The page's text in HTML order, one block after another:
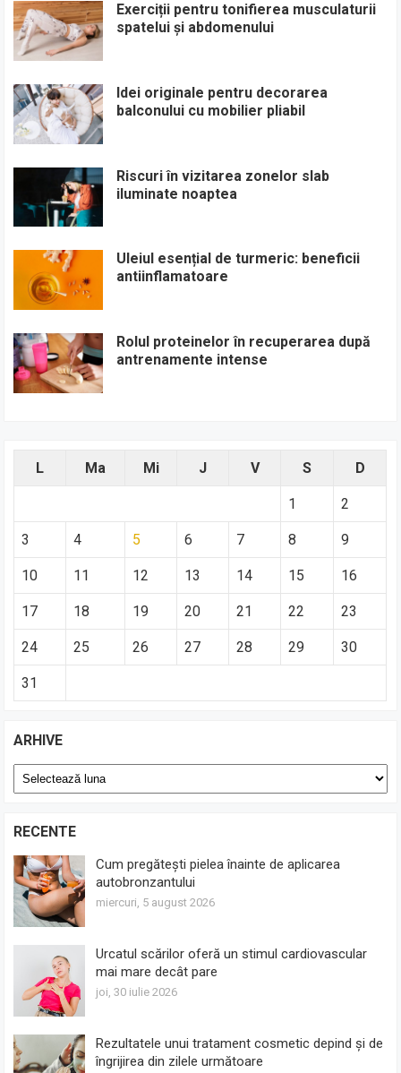
Exerciții pentru tonifierea musculaturii
spatelui și abdomenului
Idei originale pentru decorarea
balconului cu mobilier pliabil
Riscuri în vizitarea zonelor slab
iluminate noaptea
Uleiul esențial de turmeric: beneficii
antiinflamatoare
Rolul proteinelor în recuperarea după
antrenamente intense
L Ma Mi J V S D
1 2
3 4 5 6 7 8 9
10 11 12 13 14 15 16
17 18 19 20 21 22 23
24 25 26 27 28 29 30
31
ARHIVE
Arhive
RECENTE
Cum pregătești pielea înainte de aplicarea
autobronzantului
miercuri, 5 august 2026
Urcatul scărilor oferă un stimul cardiovascular
mai mare decât pare
joi, 30 iulie 2026
Rezultatele unui tratament cosmetic depind și de
îngrijirea din zilele următoare